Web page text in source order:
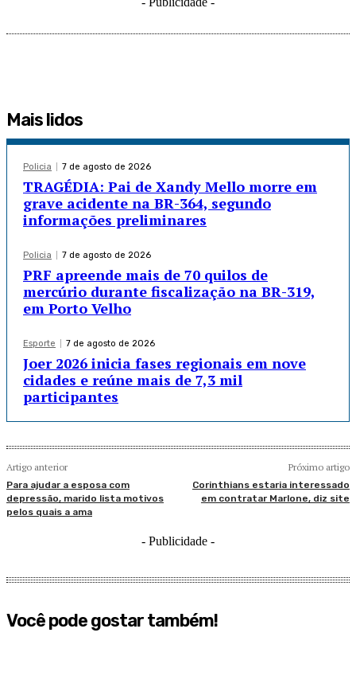
Mais lidos
Policia 7 de agosto de 2026
TRAGÉDIA: Pai de Xandy Mello morre em
grave acidente na BR-364, segundo
informações preliminares
Policia 7 de agosto de 2026
PRF apreende mais de 70 quilos de
mercúrio durante fiscalização na BR-319,
em Porto Velho
Esporte 7 de agosto de 2026
Joer 2026 inicia fases regionais em nove
cidades e reúne mais de 7,3 mil
participantes
Artigo anterior
Para ajudar a esposa com
depressão, marido lista motivos
pelos quais a ama
Próximo artigo
Corinthians estaria interessado
em contratar Marlone, diz site
- Publicidade -
Você pode gostar também!